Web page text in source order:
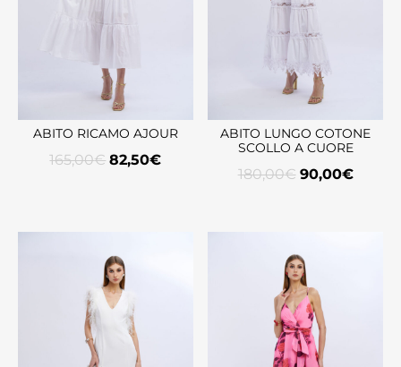
ABITO RICAMO AJOUR
165,00€ 82,50€
ABITO LUNGO COTONE
SCOLLO A CUORE
180,00€ 90,00€